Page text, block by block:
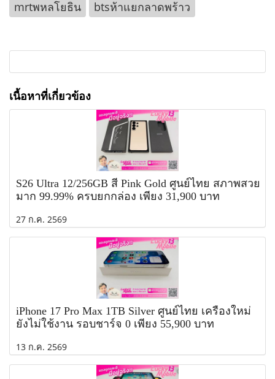
mrtพหลโยธิน btsห้าแยกลาดพร้าว
เนื้อหาที่เกี่ยวข้อง
S26 Ultra 12/256GB สี Pink Gold ศูนย์ไทย สภาพสวย
มาก 99.99% ครบยกกล่อง เพียง 31,900 บาท
27 ก.ค. 2569
iPhone 17 Pro Max 1TB Silver ศูนย์ไทย เครื่องใหม่
ยังไม่ใช้งาน รอบชาร์จ 0 เพียง 55,900 บาท
13 ก.ค. 2569